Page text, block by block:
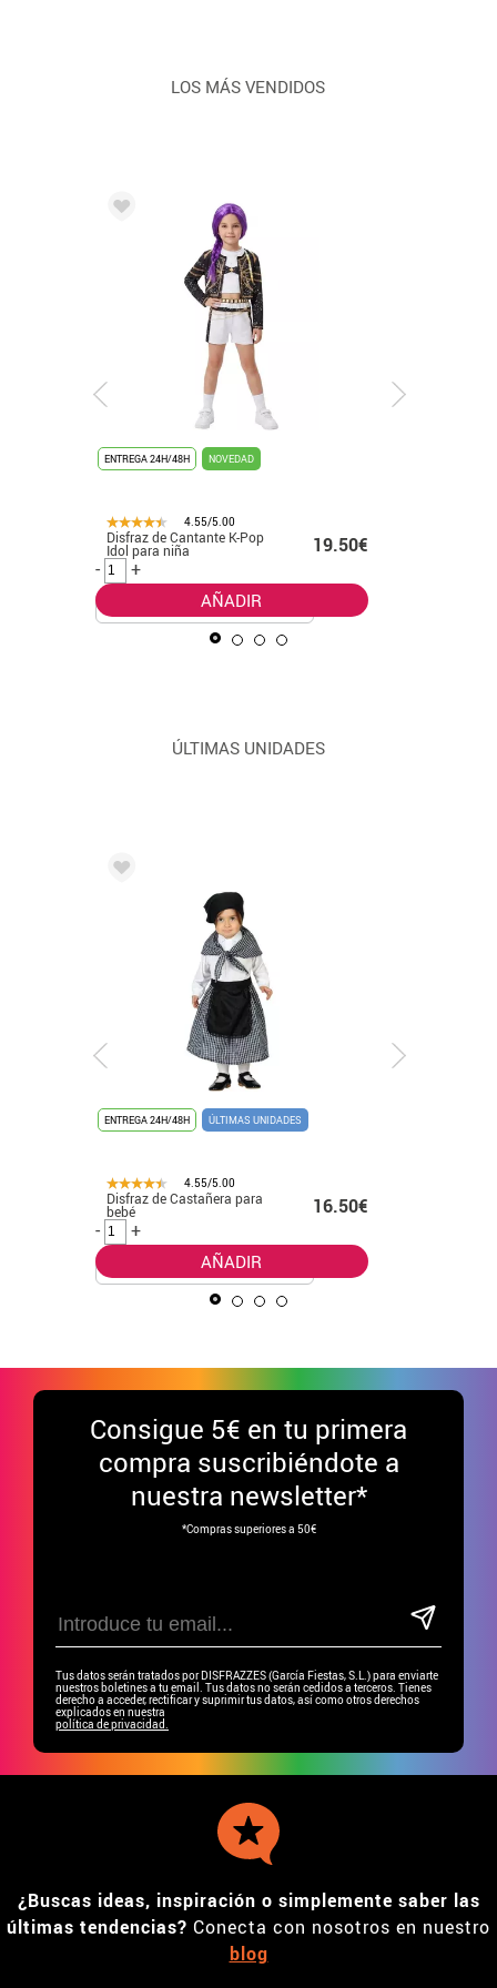
LOS MÁS VENDIDOS
ENTREGA 24H/48H NOVEDAD
4.55/5.00
Disfraz de Cantante K-Pop
Idol para niña
19.50€
-
+
AÑADIR
ÚLTIMAS UNIDADES
ENTREGA 24H/48H ÚLTIMAS UNIDADES
4.55/5.00
Disfraz de Castañera para
bebé
16.50€
-
+
AÑADIR
Consigue 5€ en tu primera
compra suscribiéndote a
nuestra newsletter*
*Compras superiores a 50€
Tus datos serán tratados por DISFRAZZES (García Fiestas, S.L.) para enviarte
nuestros boletines a tu email. Tus datos no serán cedidos a terceros. Tienes
derecho a acceder, rectificar y suprimir tus datos, así como otros derechos
explicados en nuestra
política de privacidad.
¿Buscas ideas, inspiración o simplemente saber las
últimas tendencias? Conecta con nosotros en nuestro
blog